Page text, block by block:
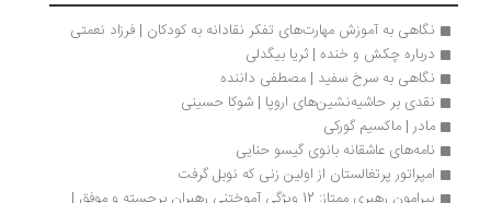
نگاهی به آموزش مهارت‌های تفکر نقادانه به کودکان | فرزاد نعمتی
درباره چکش و خنده | ثریا بیگدلی
نگاهی به سرخ سفید | مصطفی داننده
نقدی بر حاشیه‌نشین‌های اروپا | شوکا حسینی
مادر | ماکسیم گورکی
نامه‌های عاشقانه بانوی گیسو حنایی
امپراتور پرتغالستان از اولین زنی که نوبل گرفت